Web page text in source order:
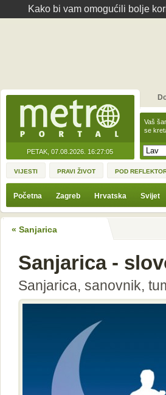
Kako bi vam omogućili bolje
PETAK, 07.08.2026. 16:27:05
Vaš
se
VIJESTI PRAVI ŽIVOT POD
Početna Zagreb Hrvatska Svijet
« Sanjarica
Sanjarica -
Sanjarica, sanovnik,